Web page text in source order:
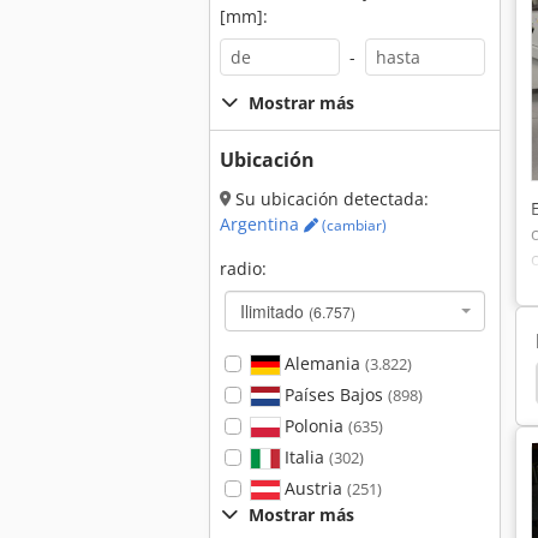
[mm]:
-
Mostrar más
Ubicación
Su ubicación detectada:
Argentina
(cambiar)
radio:
Ilimitado (6.757)
Alemania (3.822)
Países Bajos (898)
Polonia (635)
Italia (302)
Austria (251)
Mostrar más
Arburg 305